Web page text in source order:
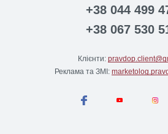
+38 044 499
+38 067 530
Клієнти:
Реклама та ЗМІ: